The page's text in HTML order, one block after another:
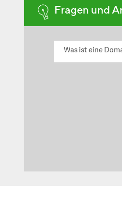
Fragen und
Was ist eine